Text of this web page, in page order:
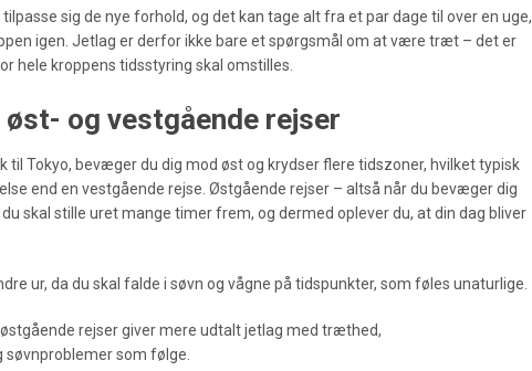
tilpasse sig de nye forhold, og det kan tage alt fra et par dage til over en uge,
igen. Jetlag er derfor ikke bare et spørgsmål om at være træt – det er
hele kroppens tidsstyring skal omstilles.
øst- og vestgående rejser
til Tokyo, bevæger du dig mod øst og krydser flere tidszoner, hvilket typisk
end en vestgående rejse. Østgående rejser – altså når du bevæger dig
du skal stille uret mange timer frem, og dermed oplever du, at din dag bliver
ur, da du skal falde i søvn og vågne på tidspunkter, som føles unaturlige.
rejser giver mere udtalt jetlag med træthed,
som følge.